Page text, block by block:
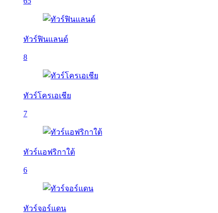
ทัวร์ฟินแลนด์
8
ทัวร์โครเอเชีย
7
ทัวร์แอฟริกาใต้
6
ทัวร์จอร์แดน